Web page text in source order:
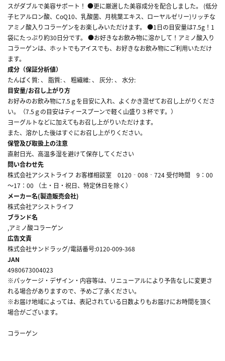
スがダブルで美容サポート！ ●更に厳選した美容成分を配合しました。 (低分
子ヒアルロン酸、CoQ10、乳酸菌、月桃葉エキス、ローヤルゼリー)リッチな
アミノ酸入りコラーゲンをお楽しみいただけます。 ●1日の目安量は7.5g！1
袋にたっぷり約30日分です。 ●お好きなお飲み物に溶かして！アミノ酸入り
コラーゲンは、ホットでもアイスでも、お好きなお飲み物にご利用いただけ
ます。
成分（保証分析値）
たんぱく質: 、 脂質: 、 粗繊維: 、 灰分: 、 水分:
目安量/お召し上がり方
お好みのお飲み物に7.5ｇを目安に入れ、よくかき混ぜてお召し上がりくださ
い。（7.5ｇの目安はティースプーンで軽く山盛り３杯です。）
ヨーグルトなどに加えてもお召し上がりいただけます。
また、溶かした後はすぐにお召し上がりください。
保管及び取扱上の注意
直射日光、高温多湿を避けて保存してください
問い合わせ先
株式会社アシストライフ お客様相談室 0120‐008‐724 受付時間 9：00
～17：00 （土・日・祝日、特定休日を除く）
メーカー名(製造販売会社)
株式会社アシストライフ
ブランド名
,アミノ酸コラーゲン
広告文責
株式会社サンドラッグ/電話番号:0120-009-368
JAN
4980673004023
※パッケージ・デザイン・内容等は、リニューアルにより予告なしに変更さ
れる場合がありますので、予めご了承ください。
※お届け地域によっては、表記されている日数よりもお届けにお時間を頂く
場合がございます。
コラーゲン